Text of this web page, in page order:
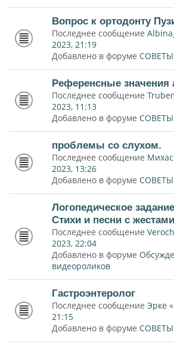
Вопрос к ортодонту
Последнее сообщение
2023, 21:19
Добавлено в форуме
Референсные значения
Последнее сообщение
2023, 11:13
Добавлено в форуме
проблемы со слухом.
Последнее сообщение
2023, 13:26
Добавлено в форуме
Логопедическое
Стихи и песни с жестами
Последнее сообщение
2023, 22:04
Добавлено в форуме
видеороликов
Гастроэнтеролог
Последнее сообщение Эрке «
21:15
Добавлено в форуме